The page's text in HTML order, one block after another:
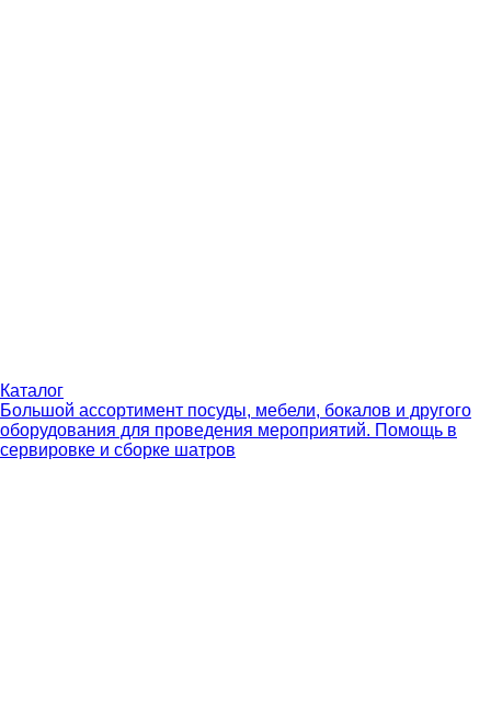
Каталог
Большой ассортимент посуды, мебели, бокалов и другого
оборудования для проведения мероприятий. Помощь в
сервировке и сборке шатров